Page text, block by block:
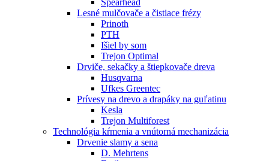
Spearhead
Lesné mulčovače a čistiace frézy
Prinoth
PTH
Išiel by som
Trejon Optimal
Drviče, sekačky a štiepkovače dreva
Husqvarna
Ufkes Greentec
Prívesy na drevo a drapáky na guľatinu
Kesla
Trejon Multiforest
Technológia kŕmenia a vnútorná mechanizácia
Drvenie slamy a sena
D. Mehrtens